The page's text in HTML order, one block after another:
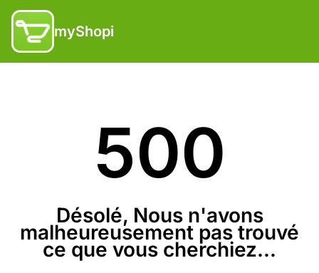
myShopi
500
Désolé, Nous n'avons
malheureusement pas trouvé
ce que vous cherchiez...